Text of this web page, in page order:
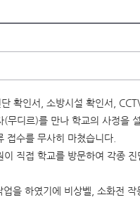
확인서, 소방시설 확인서,
무디르)를 만나 학교의 사정을
접수를 무사히 마쳤습니다.
직접 학교를 방문하여 각종
을 하였기에 비상벨, 소화전